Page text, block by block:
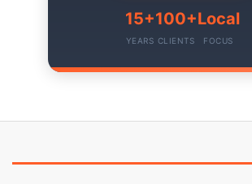
15+
YEARS
100+
CLIENTS
Local
FOCUS